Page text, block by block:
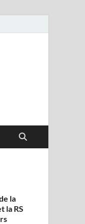
la
la RS